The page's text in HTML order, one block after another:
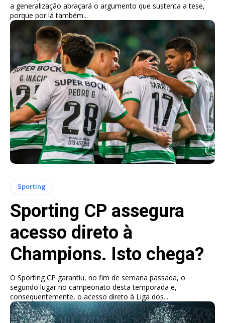
a generalização abraçará o argumento que sustenta a tese,
porque por lá também...
Sporting
Sporting CP assegura
acesso direto à
Champions. Isto chega?
O Sporting CP garantiu, no fim de semana passada, o
segundo lugar no campeonato desta temporada e,
consequentemente, o acesso direto à Liga dos...